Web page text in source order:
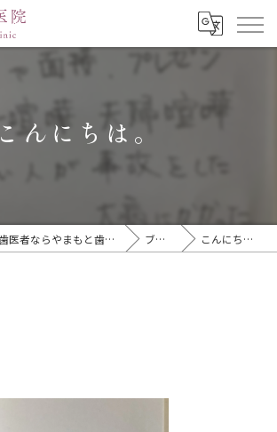
こんにちは。
兵庫県姫路市の歯医者ならやまもと歯科医院 ブログ こんにちは。